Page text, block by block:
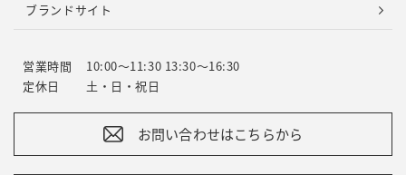
ブランドサイト
営業時間
10:00～11:30 13:30～16:30
定休日
土・日・祝日
お問い合わせはこちらから